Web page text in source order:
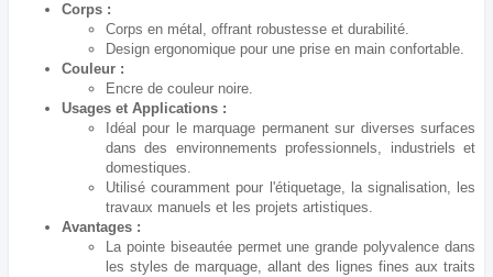
Corps :
Corps en métal, offrant robustesse et durabilité.
Design ergonomique pour une prise en main confortable.
Couleur :
Encre de couleur noire.
Usages et Applications :
Idéal pour le marquage permanent sur diverses surfaces
dans des environnements professionnels, industriels et
domestiques.
Utilisé couramment pour l'étiquetage, la signalisation, les
travaux manuels et les projets artistiques.
Avantages :
La pointe biseautée permet une grande polyvalence dans
les styles de marquage, allant des lignes fines aux traits